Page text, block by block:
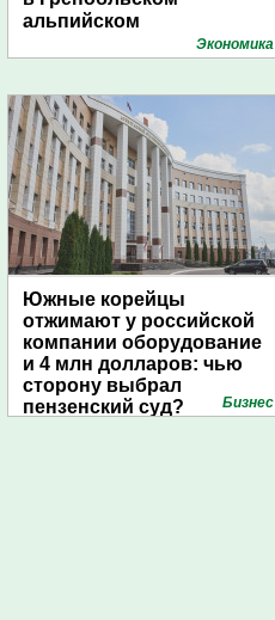
альпийском
Экономика
Южные корейцы
отжимают у российской
компании оборудование
и 4 млн долларов: чью
сторону выбрал
пензенский суд?
Бизнес